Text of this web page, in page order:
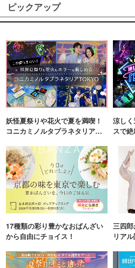
ピックアップ
妖怪夏祭りや花火で夏を満喫！
コニカミノルタプラネタリア
涼し
スで
17種類の彩り豊かなおばんざい
から自由にチョイス！
三四郎
リア